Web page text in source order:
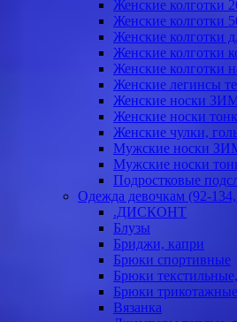
Женские колготки
Женские колготки
Женские колготки
Женские колготки
Женские колготки
Женские легинсы
Женские носки
Женские носки
Женские чулки,
Мужские носки
Мужские носки
Подростковые
Одежда девочкам (92-
.ДИСКОНТ
Блузы
Бриджи, капри
Брюки спортивные
Брюки
Брюки трикотажные
Вязанка